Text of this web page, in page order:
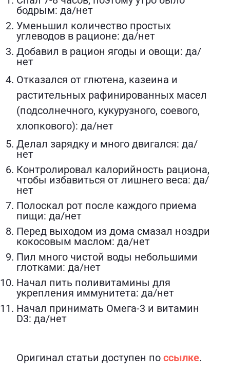
бодрым: да/нет
Уменьшил количество простых
углеводов в рационе: да/нет
Добавил в рацион ягоды и овощи: да/
нет
Отказался от глютена, казеина и
растительных рафинированных масел
(подсолнечного, кукурузного, соевого,
хлопкового): да/нет
Делал зарядку и много двигался: да/
нет
Контролировал калорийность рациона,
чтобы избавиться от лишнего веса: да/
нет
Полоскал рот после каждого приема
пищи: да/нет
Перед выходом из дома смазал ноздри
кокосовым маслом: да/нет
Пил много чистой воды небольшими
глотками: да/нет
Начал пить поливитамины для
укрепления иммунитета: да/нет
Начал принимать Омега-3 и витамин
D3: да/нет
Оригинал статьи доступен по ссылке.